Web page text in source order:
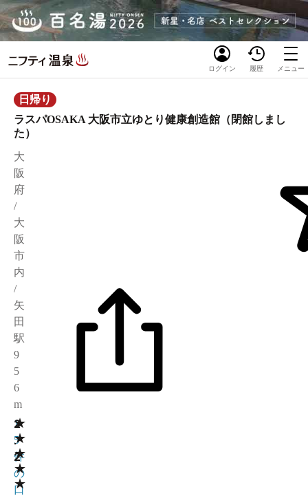
ログイン 履歴 メニュー
日帰り
ラスパOSAKA 大阪市立ゆとり健康創造館（閉館しまし
た）
大
阪
府
/
大
阪
市
内
/
矢
田
駅
9
5
6
m
★
★
★
★
★
2
.
2
1
5
件
の
口